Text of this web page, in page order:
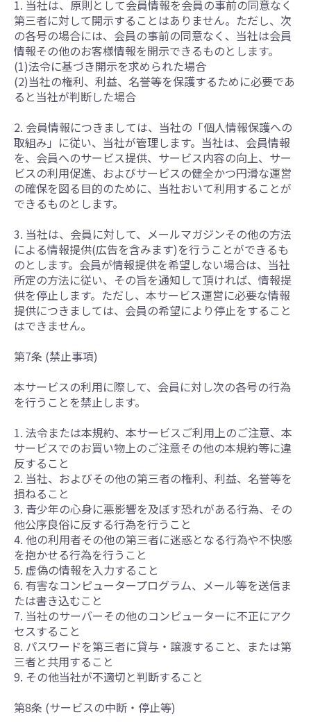
1. 当社は、原則として会員情報を会員の事前の同意なく
第三者に対して開示することはありません。ただし、次
の各号の場合には、会員の事前の同意なく、当社は会員
情報その他のお客様情報を開示できるものとします。
(1)法令に基づき開示を求められた場合
(2)当社の権利、利益、名誉等を保護するために必要であ
ると当社が判断した場合
2. 会員情報につきましては、当社の「個人情報保護への
取組み」に従い、当社が管理します。当社は、会員情報
を、会員へのサービス提供、サービス内容の向上、サー
ビスの利用促進、およびサービスの健全かつ円滑な運営
の確保を図る目的のために、当社おいて利用することが
できるものとします。
3. 当社は、会員に対して、メールマガジンその他の方法
による情報提供(広告を含みます)を行うことができるも
のとします。会員が情報提供を希望しない場合は、当社
所定の方法に従い、その旨を通知して頂ければ、情報提
供を停止します。ただし、本サービス運営に必要な情報
提供につきましては、会員の希望により停止をすること
はできません。
第7条 (禁止事項)
本サービスの利用に際して、会員に対し次の各号の行為
を行うことを禁止します。
1. 法令または本規約、本サービスご利用上のご注意、本
サービスでのお買い物上のご注意その他の本規約等に違
反すること
2. 当社、およびその他の第三者の権利、利益、名誉等を
損ねること
3. 青少年の心身に悪影響を及ぼす恐れがある行為、その
他公序良俗に反する行為を行うこと
4. 他の利用者その他の第三者に迷惑となる行為や不快感
を抱かせる行為を行うこと
5. 虚偽の情報を入力すること
6. 有害なコンピュータープログラム、メール等を送信ま
たは書き込むこと
7. 当社のサーバーその他のコンピューターに不正にアク
セスすること
8. パスワードを第三者に貸与・譲渡すること、または第
三者と共用すること
9. その他当社が不適切と判断すること
第8条 (サービスの中断・停止等)